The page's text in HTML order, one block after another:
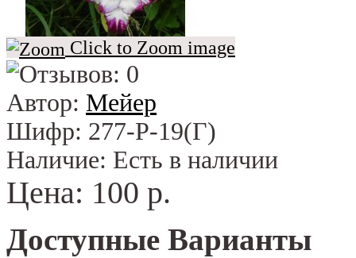
Click to Zoom image
Автор: Мейер
Шифр: 277-Р-19(Г)
Наличие: Есть в наличии
Цена: 100 р.
Доступные Варианты